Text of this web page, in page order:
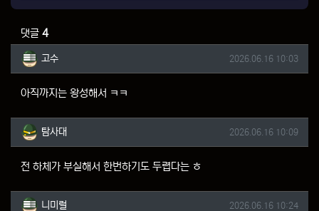
댓글 4
고수님의 댓글
고수 작성일
2026.06.16 10:03
아직까지는 왕성해서 ㅋㅋ
탐사대님의 댓글
탐사대 작성일
2026.06.16 10:09
전 하체가 부실해서 한번하기도 두렵다는 ㅎ
니미럴님의 댓글
니미럴 작성일
2026.06.16 10:24